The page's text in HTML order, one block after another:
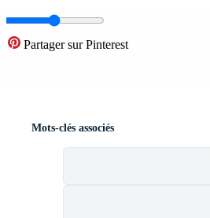
Partager sur Pinterest
Mots-clés associés